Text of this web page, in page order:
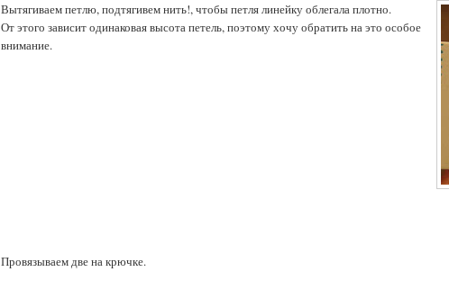
Вытягиваем петлю, подтягивем нить!, чтобы петля линейку облегала плотно.
От этого зависит одинаковая высота петель, поэтому хочу обратить на это особое
внимание.
Провязываем две на крючке.